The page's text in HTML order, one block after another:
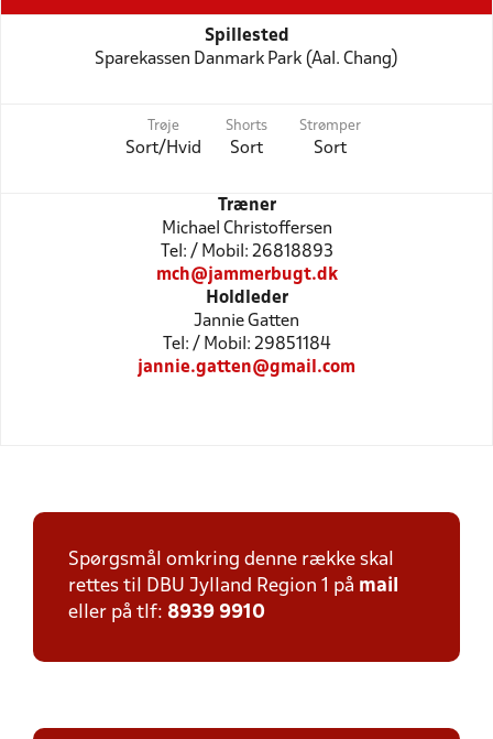
Spillested
Sparekassen Danmark Park (Aal. Chang)
Trøje
Sort/Hvid
Shorts
Sort
Strømper
Sort
Træner
Michael Christoffersen
Tel: / Mobil: 26818893
mch@jammerbugt.dk
Holdleder
Jannie Gatten
Tel: / Mobil: 29851184
jannie.gatten@gmail.com
Spørgsmål omkring denne række skal
rettes til DBU Jylland Region 1 på mail
eller på tlf: 8939 9910